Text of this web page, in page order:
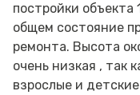
постройки объекта
общем состояние
ремонта. Высота
очень низкая , так
взрослые и